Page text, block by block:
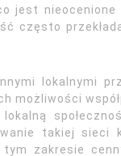
jest nieocenione
często
lokalnymi
możliwości
takiej sieci
zakresie